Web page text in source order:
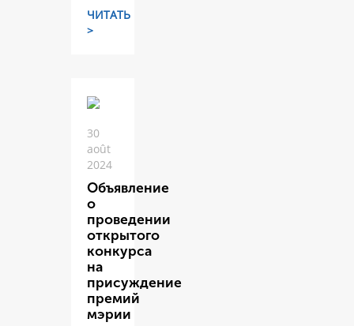
ЧИТАТЬ
>
30
août
2024
Объявление
о
проведении
открытого
конкурса
на
присуждение
премий
мэрии